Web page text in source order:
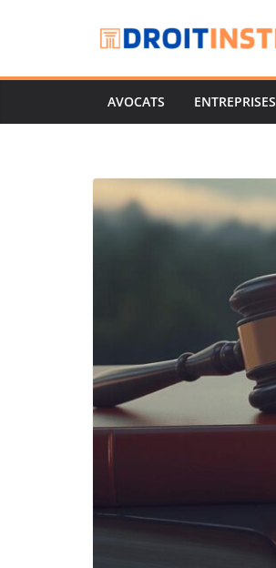
AVOCATS ENTREPRISES